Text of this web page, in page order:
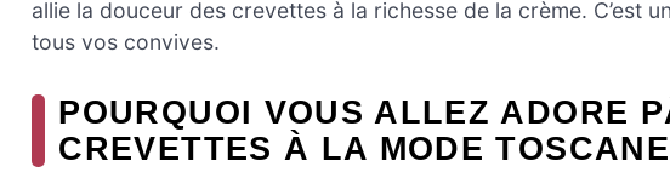
allie la douceur des crevettes à la richesse de la crème. C’est
tous vos convives.
POURQUOI VOUS ALLEZ ADORE
CREVETTES À LA MODE TOSCANE